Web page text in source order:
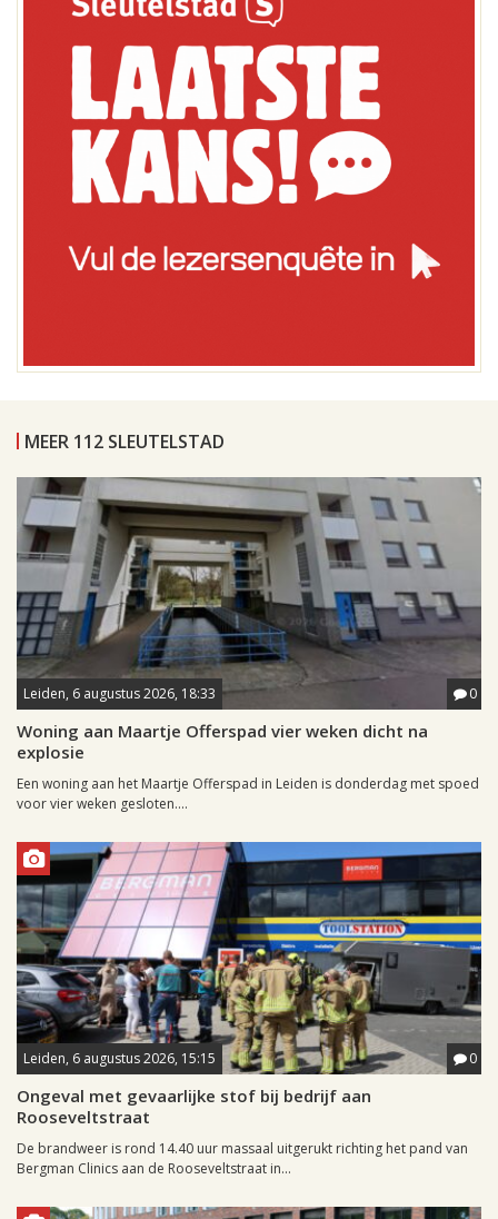
MEER 112 SLEUTELSTAD
Leiden, 6 augustus 2026, 18:33 0
Woning aan Maartje Offerspad vier weken dicht na
explosie
Een woning aan het Maartje Offerspad in Leiden is donderdag met spoed
voor vier weken gesloten....
Leiden, 6 augustus 2026, 15:15 0
Ongeval met gevaarlijke stof bij bedrijf aan
Rooseveltstraat
De brandweer is rond 14.40 uur massaal uitgerukt richting het pand van
Bergman Clinics aan de Rooseveltstraat in...